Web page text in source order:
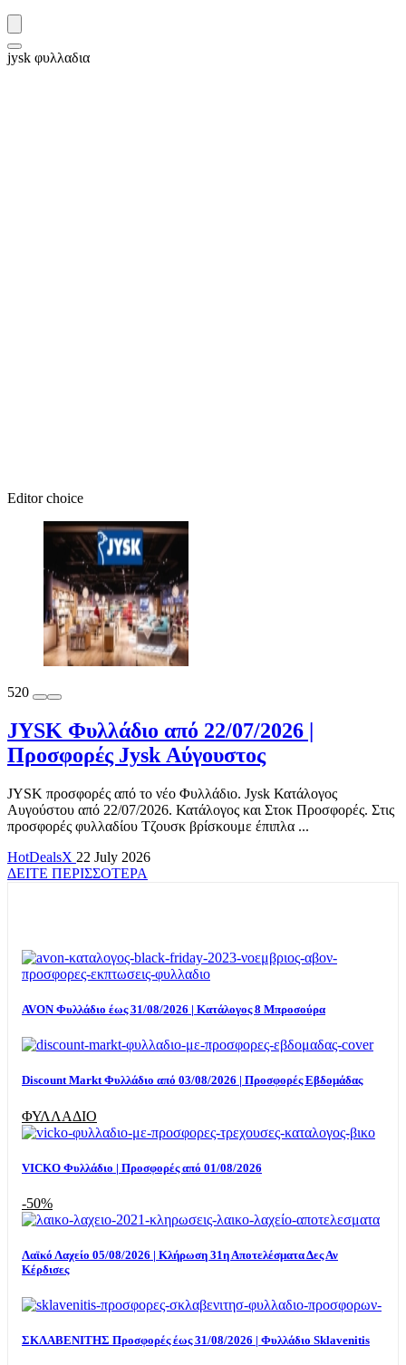
jysk φυλλαδια
Editor choice
520
JYSK Φυλλάδιο από 22/07/2026 |
Προσφορές Jysk Αύγουστος
JYSK προσφορές από το νέο Φυλλάδιο. Jysk Κατάλογος
Αυγούστου από 22/07/2026. Κατάλογος και Στοκ Προσφορές. Στις
προσφορές φυλλαδίου Τζουσκ βρίσκουμε έπιπλα ...
HotDealsX 22 July 2026
ΔΕΙΤΕ ΠΕΡΙΣΣΟΤΕΡΑ
AVON Φυλλάδιο έως 31/08/2026 | Κατάλογος 8 Μπροσούρα
Discount Markt Φυλλάδιο από 03/08/2026 | Προσφορές Εβδομάδας
ΦΥΛΛΑΔΙΟ
VICKO Φυλλάδιο | Προσφορές από 01/08/2026
-50%
Λαϊκό Λαχείο 05/08/2026 | Κλήρωση 31η Αποτελέσματα Δες Αν
Κέρδισες
ΣΚΛΑΒΕΝΙΤΗΣ Προσφορές έως 31/08/2026 | Φυλλάδιο Sklavenitis